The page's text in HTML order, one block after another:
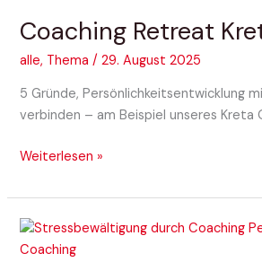
Coaching Retreat
alle, Thema /29. August 2025
5 Gründe, Persönlichkeitsentwicklung
verbinden – am Beispiel unseres Kreta
Weiterlesen »
Stressbewältigung
durch